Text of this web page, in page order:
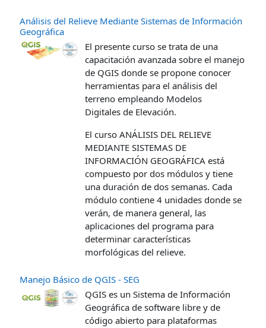
Análisis del Relieve Mediante Sistemas de Información
Geográfica
El presente curso se trata de una
capacitación avanzada sobre el manejo
de QGIS donde se propone conocer
herramientas para el análisis del
terreno empleando Modelos
Digitales de Elevación.
El curso ANÁLISIS DEL RELIEVE
MEDIANTE SISTEMAS DE
INFORMACIÓN GEOGRÁFICA está
compuesto por dos módulos y tiene
una duración de dos semanas. Cada
módulo contiene 4 unidades donde se
verán, de manera general, las
aplicaciones del programa para
determinar características
morfológicas del relieve.
Manejo Básico de QGIS - SEG
QGIS es un Sistema de Información
Geográfica de software libre y de
código abierto para plataformas